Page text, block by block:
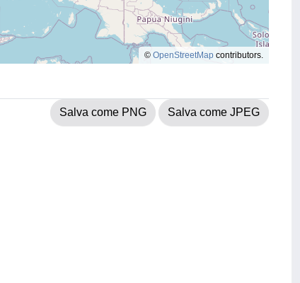
© OpenStreetMap contributors.
Salva come PNG Salva come JPEG